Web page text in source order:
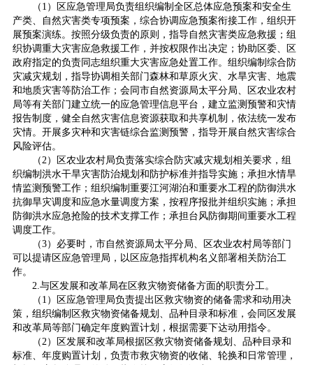
（1）区应急管理局负责组织编制全区总体应急预案和安全生
产类、自然灾害类专项预案，综合协调应急预案衔接工作，组织开
展预案演练。按照分级负责的原则，指导自然灾害类应急救援；组
织协调重大灾害应急救援工作，并按权限作出决定；协助区委、区
政府指定的负责同志组织重大灾害应急处置工作。组织编制综合防
灾减灾规划，指导协调相关部门森林和草原火灾、水旱灾害、地震
和地质灾害等防治工作；会同市自然资源局太平分局、区农业农村
局等有关部门建立统一的应急管理信息平台，建立监测预警和灾情
报告制度，健全自然灾害信息资源获取和共享机制，依法统一发布
灾情。开展多灾种和灾害链综合监测预警，指导开展自然灾害综合
风险评估。
（2）区农业农村局负责落实综合防灾减灾规划相关要求，组
织编制洪水干旱灾害防治规划和防护标准并指导实施；承担水情旱
情监测预警工作；组织编制重要江河湖泊和重要水工程的防御洪水
抗御旱灾调度和应急水量调度方案，按程序报批并组织实施；承担
防御洪水应急抢险的技术支撑工作；承担台风防御期间重要水工程
调度工作。
（3）必要时，市自然资源局太平分局、区农业农村局等部门
可以提请区应急管理局，以区应急指挥机构名义部署相关防治工
作。
2.与区发展和改革局在区救灾物资储备方面的职责分工。
（1）区应急管理局负责提出区救灾物资的储备需求和动用决
策，组织编制区救灾物资储备规划、品种目录和标准，会同区发展
和改革局等部门确定年度购置计划，根据需要下达动用指令。
（2）区发展和改革局根据区救灾物资储备规划、品种目录和
标准、年度购置计划，负责市救灾物资的收储、轮换和日常管理，